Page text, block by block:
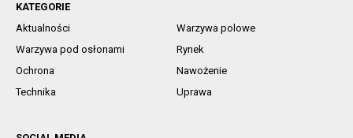
KATEGORIE
Aktualności
Warzywa polowe
Warzywa pod osłonami
Rynek
Ochrona
Nawożenie
Technika
Uprawa